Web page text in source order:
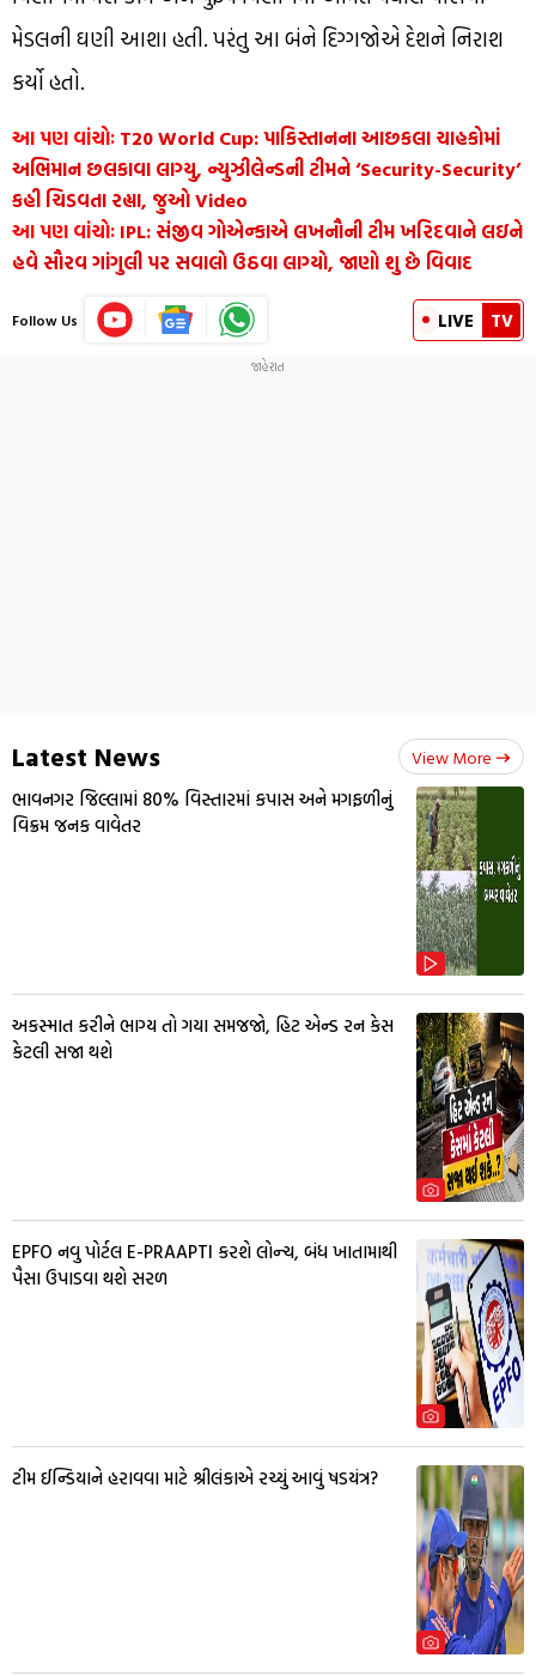
મેડલની ઘણી આશા હતી. પરંતુ આ બંને દિગ્ગજોએ દેશને નિરાશ
કર્યો હતો.
આ પણ વાંચોઃ T20 World Cup: પાકિસ્તાનના આછકલા ચાહકોમાં
અભિમાન છલકાવા લાગ્યુ, ન્યુઝીલેન્ડની ટીમને ‘Security-Security’
કહી ચિડવતા રહ્યા, જુઓ Video
આ પણ વાંચોઃ IPL: સંજીવ ગોએન્કાએ લખનૌની ટીમ ખરિદવાને લઇને
હવે સૌરવ ગાંગુલી પર સવાલો ઉઠવા લાગ્યો, જાણો શુ છે વિવાદ
Follow Us LIVE TV
Latest News View More
ભાવનગર જિલ્લામાં 80% વિસ્તારમાં કપાસ અને મગફળીનું
વિક્રમ જનક વાવેતર
અકસ્માત કરીને ભાગ્ય તો ગયા સમજજો, હિટ એન્ડ રન કેસ
કેટલી સજા થશે
EPFO નવુ પોર્ટલ E-PRAAPTI કરશે લોન્ચ, બંધ ખાતામાથી
પૈસા ઉપાડવા થશે સરળ
ટીમ ઈન્ડિયાને હરાવવા માટે શ્રીલંકાએ રચ્યું આવું ષડયંત્ર?